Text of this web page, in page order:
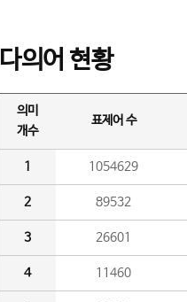
다의어 현황
의미
개수
표제어 수
1 1054629
2 89532
3 26601
4 11460